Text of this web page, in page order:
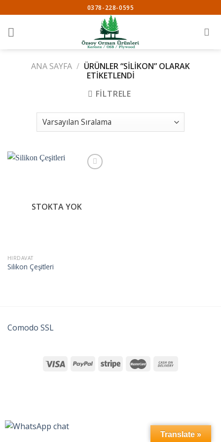
to
content
0378-228-0595
ANA SAYFA / ÜRÜNLER “SILIKON” OLARAK
ETIKETLENDI
FILTRELE
STOKTA YOK
HIRDAVAT
Silikon Çeşitleri
Comodo SSL
Translate »